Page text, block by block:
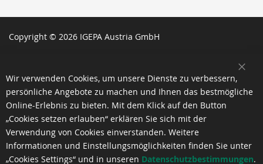
Copyright © 2026 IGEPA Austria GmbH
Wir verwenden Cookies, um unsere Dienste zu verbessern,
persönliche Angebote zu machen und Ihnen das bestmögliche
Online-Erlebnis zu bieten. Mit dem Klick auf den Button
„Cookies setzen erlauben“ erklären Sie sich mit der
Verwendung von Cookies einverstanden. Weitere
Informationen und Einstellungsmöglichkeiten finden Sie unter
„Cookies Settings“ und in unseren Datenschutzbestimmungen.